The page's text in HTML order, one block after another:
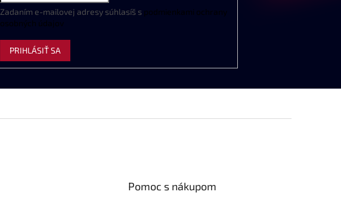
Zadaním e-mailovej adresy súhlasíš s podmienkami ochrany
osobných údajov
PRIHLÁSIŤ SA
Pomoc s nákupom